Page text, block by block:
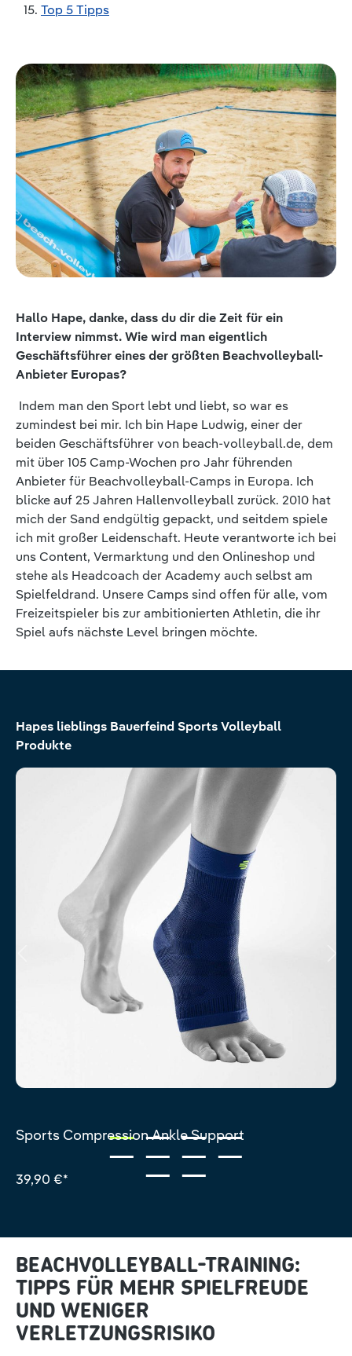
Top 5 Tipps
Hallo Hape, danke, dass du dir die Zeit für ein
Interview nimmst. Wie wird man eigentlich
Geschäftsführer eines der größten Beachvolleyball-
Anbieter Europas?
Indem man den Sport lebt und liebt, so war es
zumindest bei mir. Ich bin Hape Ludwig, einer der
beiden Geschäftsführer von beach-volleyball.de, dem
mit über 105 Camp-Wochen pro Jahr führenden
Anbieter für Beachvolleyball-Camps in Europa. Ich
blicke auf 25 Jahren Hallenvolleyball zurück. 2010 hat
mich der Sand endgültig gepackt, und seitdem spiele
ich mit großer Leidenschaft. Heute verantworte ich bei
uns Content, Vermarktung und den Onlineshop und
stehe als Headcoach der Academy auch selbst am
Spielfeldrand. Unsere Camps sind offen für alle, vom
Freizeitspieler bis zur ambitionierten Athletin, die ihr
Spiel aufs nächste Level bringen möchte.
Produktgalerie überspringen
Hapes lieblings Bauerfeind Sports Volleyball
Produkte
Sports Compression Ankle Support
39,90 €*
BEACHVOLLEYBALL-TRAINING:
TIPPS FÜR MEHR SPIELFREUDE
UND WENIGER
VERLETZUNGSRISIKO